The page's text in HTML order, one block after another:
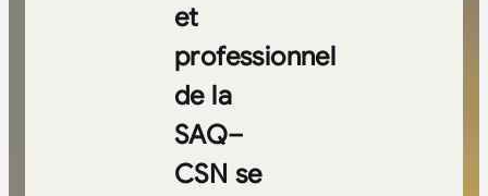
et
professionnel
de la
SAQ–
CSN se